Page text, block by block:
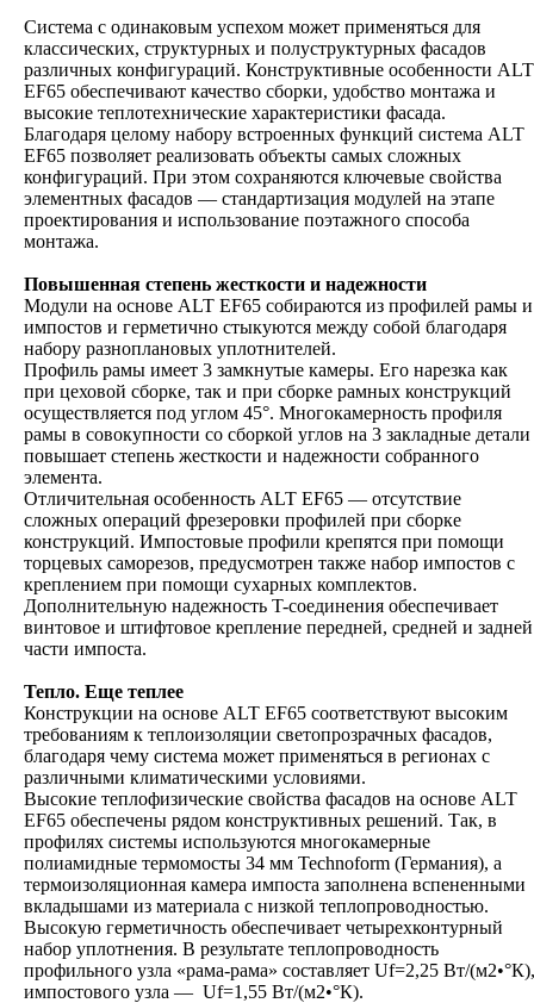
Система с одинаковым успехом может применяться для
классических, структурных и полуструктурных фасадов
различных конфигураций. Конструктивные особенности ALT
EF65 обеспечивают качество сборки, удобство монтажа и
высокие теплотехнические характеристики фасада.
Благодаря целому набору встроенных функций система ALT
EF65 позволяет реализовать объекты самых сложных
конфигураций. При этом сохраняются ключевые свойства
элементных фасадов — стандартизация модулей на этапе
проектирования и использование поэтажного способа
монтажа.
Повышенная степень жесткости и надежности
Модули на основе ALT EF65 собираются из профилей рамы и
импостов и герметично стыкуются между собой благодаря
набору разноплановых уплотнителей.
Профиль рамы имеет 3 замкнутые камеры. Его нарезка как
при цеховой сборке, так и при сборке рамных конструкций
осуществляется под углом 45°. Многокамерность профиля
рамы в совокупности со сборкой углов на 3 закладные детали
повышает степень жесткости и надежности собранного
элемента.
Отличительная особенность ALT EF65 — отсутствие
сложных операций фрезеровки профилей при сборке
конструкций. Импостовые профили крепятся при помощи
торцевых саморезов, предусмотрен также набор импостов с
креплением при помощи сухарных комплектов.
Дополнительную надежность T-соединения обеспечивает
винтовое и штифтовое крепление передней, средней и задней
части импоста.
Тепло. Еще теплее
Конструкции на основе ALT EF65 соответствуют высоким
требованиям к теплоизоляции светопрозрачных фасадов,
благодаря чему система может применяться в регионах с
различными климатическими условиями.
Высокие теплофизические свойства фасадов на основе ALT
EF65 обеспечены рядом конструктивных решений. Так, в
профилях системы используются многокамерные
полиамидные термомосты 34 мм Technoform (Германия), а
термоизоляционная камера импоста заполнена вспененными
вкладышами из материала с низкой теплопроводностью.
Высокую герметичность обеспечивает четырехконтурный
набор уплотнения. В результате теплопроводность
профильного узла «рама-рама» составляет Uf=2,25 Вт/(м2•°К),
импостового узла — Uf=1,55 Вт/(м2•°К).